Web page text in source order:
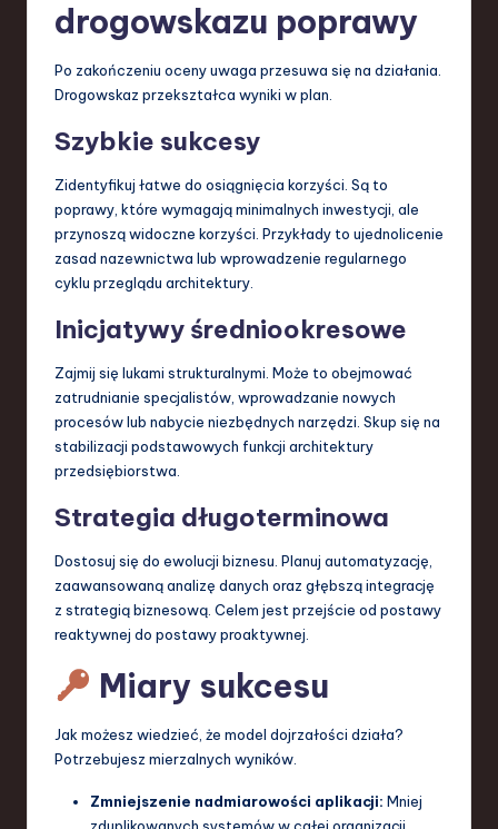
drogowskazu poprawy
Po zakończeniu oceny uwaga przesuwa się na działania.
Drogowskaz przekształca wyniki w plan.
Szybkie sukcesy
Zidentyfikuj łatwe do osiągnięcia korzyści. Są to
poprawy, które wymagają minimalnych inwestycji, ale
przynoszą widoczne korzyści. Przykłady to ujednolicenie
zasad nazewnictwa lub wprowadzenie regularnego
cyklu przeglądu architektury.
Inicjatywy średniookresowe
Zajmij się lukami strukturalnymi. Może to obejmować
zatrudnianie specjalistów, wprowadzanie nowych
procesów lub nabycie niezbędnych narzędzi. Skup się na
stabilizacji podstawowych funkcji architektury
przedsiębiorstwa.
Strategia długoterminowa
Dostosuj się do ewolucji biznesu. Planuj automatyzację,
zaawansowaną analizę danych oraz głębszą integrację
z strategią biznesową. Celem jest przejście od postawy
reaktywnej do postawy proaktywnej.
Miary sukcesu
Jak możesz wiedzieć, że model dojrzałości działa?
Potrzebujesz mierzalnych wyników.
Zmniejszenie nadmiarowości aplikacji: Mniej